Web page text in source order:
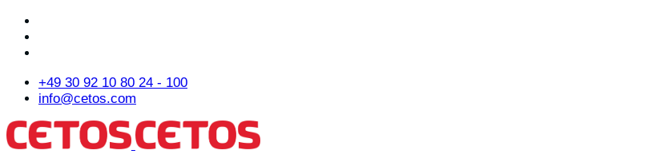
+49 30 92 10 80 24 - 100
info@cetos.com